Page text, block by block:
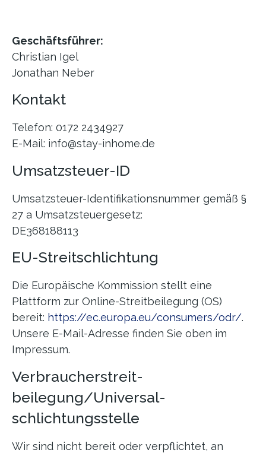
Geschäftsführer:
Christian Igel
Jonathan Neber
Kontakt
Telefon: 0172 2434927
E-Mail: info@stay-inhome.de
Umsatzsteuer-ID
Umsatzsteuer-Identifikationsnummer gemäß §
27 a Umsatzsteuergesetz:
DE368188113
EU-Streitschlichtung
Die Europäische Kommission stellt eine
Plattform zur Online-Streitbeilegung (OS)
bereit: https://ec.europa.eu/consumers/odr/.
Unsere E-Mail-Adresse finden Sie oben im
Impressum.
Verbraucher­streit­
beilegung/Universal­
schlichtungs­stelle
Wir sind nicht bereit oder verpflichtet, an